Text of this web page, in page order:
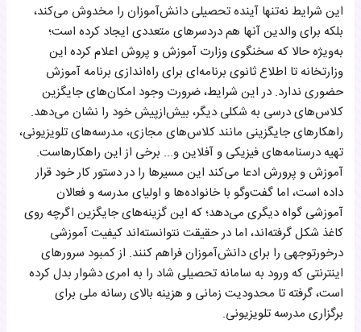
این شرایط نه‌تنها آینده تحصیلی دانش‌آموزان را مخدوش می‌کند،
بلکه برای والدین آنها هم دردسرهای متعددی ایجاد کرده است؛
به‌ویژه حالا که سخنگوی وزارت آموزش و پروش اعلام کرده این
وزارتخانه تا اطلاع ثانوی برنامه‌ای برای راه‌اندازی برنامه آموزش
حضوری ندارد. در این شرایط، ضرورت وجود امکان‌های جایگزین
کلاس‌های درسی به شکلی دیگر، بیش‌از‌پیش خود را نشان می‌دهد.
راهکارهای جایگزینی مانند کلاس‌های مجازی، مدرسه‌های تلویزیونی،
تهیه درسنامه‌های فیزیکی و آفلاین و... برخی از این راهکارهاست.
آموزش‌ و‌ پرورش ادعا می‌کند این مسیرها را در دستور کار خود قرار
داده است، اما گفت‌وگو با خانواده‌ها و اولیای مدرسه و فعالان
آموزشی گواه دیگری می‌دهد؛ که این گزینه‌های جایگزین اگرچه روی
کاغذ شکل گرفته‌اند، اما در حقیقت نتوانسته‌اند کیفیت آموزشی
درخورتوجهی را برای دانش‌آموزان فراهم کنند. از کمبود سرورهای
اینترنتی که ورود به سامانه‌ تحصیلی شاد را به امری دشوار بدل کرده
است، گرفته تا محدودیت زمانی و هزینه بالای رسانه ملی برای
برگزاری مدرسه تلویزیونی.